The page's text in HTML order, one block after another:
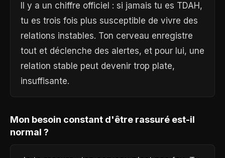
Il y a un chiffre officiel : si jamais tu es TDAH,
tu es trois fois plus susceptible de vivre des
relations instables. Ton cerveau enregistre
tout et déclenche des alertes, et pour lui, une
relation stable peut devenir trop plate,
insuffisante.
Mon besoin constant d'être rassuré est-il
normal ?